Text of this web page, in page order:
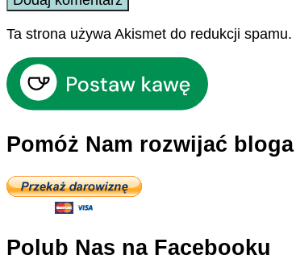
Ta strona używa Akismet do redukcji spamu.
Pomóż Nam rozwijać bloga
Polub Nas na Facebooku